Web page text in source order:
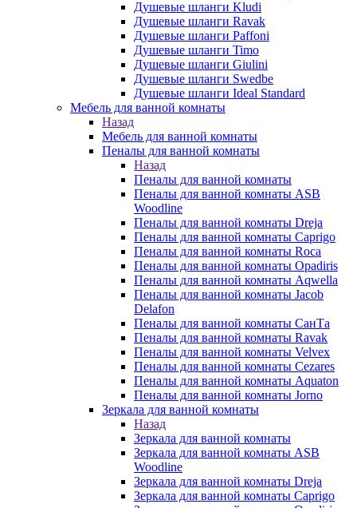
Душевые шланги Kludi
Душевые шланги Ravak
Душевые шланги Paffoni
Душевые шланги Timo
Душевые шланги Giulini
Душевые шланги Swedbe
Душевые шланги Ideal Standard
Мебель для ванной комнаты
Назад
Мебель для ванной комнаты
Пеналы для ванной комнаты
Назад
Пеналы для ванной комнаты
Пеналы для ванной комнаты ASB
Woodline
Пеналы для ванной комнаты Dreja
Пеналы для ванной комнаты Caprigo
Пеналы для ванной комнаты Roca
Пеналы для ванной комнаты Opadiris
Пеналы для ванной комнаты Aqwella
Пеналы для ванной комнаты Jacob
Delafon
Пеналы для ванной комнаты СанТа
Пеналы для ванной комнаты Ravak
Пеналы для ванной комнаты Velvex
Пеналы для ванной комнаты Cezares
Пеналы для ванной комнаты Aquaton
Пеналы для ванной комнаты Jorno
Зеркала для ванной комнаты
Назад
Зеркала для ванной комнаты
Зеркала для ванной комнаты ASB
Woodline
Зеркала для ванной комнаты Dreja
Зеркала для ванной комнаты Caprigo